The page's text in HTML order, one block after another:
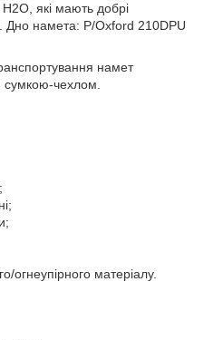
які мають добрі
Дно намета: P/Oxford 210DPU
намет
сумкою-чехлом.
огнеупірного матеріалу.